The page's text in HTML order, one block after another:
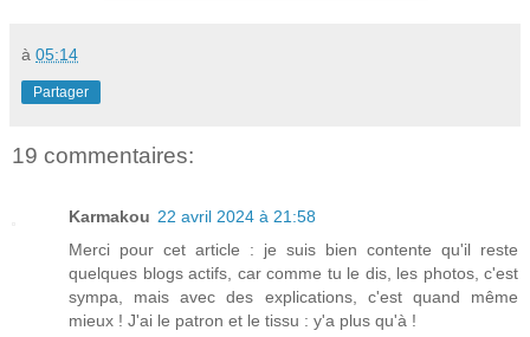
à 05:14
Partager
19 commentaires:
Karmakou 22 avril 2024 à 21:58
Merci pour cet article : je suis bien contente qu'il reste
quelques blogs actifs, car comme tu le dis, les photos, c'est
sympa, mais avec des explications, c'est quand même
mieux ! J'ai le patron et le tissu : y'a plus qu'à !